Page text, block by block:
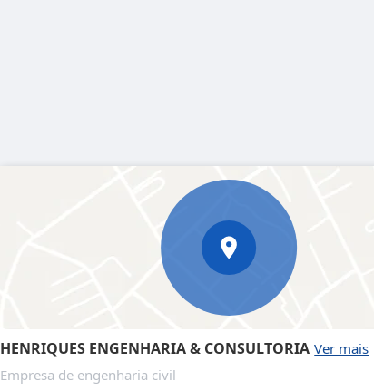
HENRIQUES ENGENHARIA & CONSULTORIA
Empresa de engenharia civil